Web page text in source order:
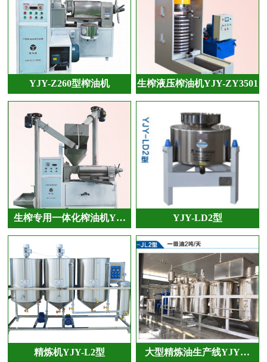
YJY-Z260型榨油机 生榨液压榨油机YJY-ZY3501
生榨专用一体化榨油机Y… YJY-LD2型
精炼机YJY-L2型 大型精炼油生产线YJY…